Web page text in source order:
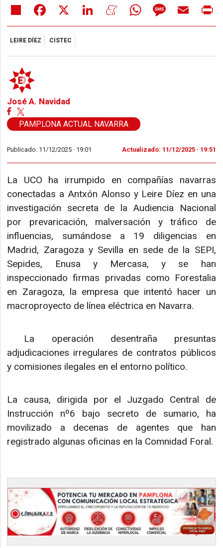
Share Facebook LinkedIn MeneameWhatsAppMessageEmail
LEIRE DÍEZ CISTEC
José A. Navidad
PAMPLONA ACTUAL NAVARRA
Publicado: 11/12/2025 · 19:01 Actualizado: 11/12/2025 · 19:51
La UCO ha irrumpido en compañías navarras
conectadas a Antxón Alonso y Leire Díez en una
investigación secreta de la Audiencia Nacional
por prevaricación, malversación y tráfico de
influencias, sumándose a 19 diligencias en
Madrid, Zaragoza y Sevilla en sede de la SEPI,
Sepides, Enusa y Mercasa, y se han
inspeccionado firmas privadas como Forestalia
en Zaragoza, la empresa que intentó hacer un
macroproyecto de línea eléctrica en Navarra.​
La operación desentraña presuntas
adjudicaciones irregulares de contratos públicos
y comisiones ilegales en el entorno político.​
La causa, dirigida por el Juzgado Central de
Instrucción nº6 bajo secreto de sumario, ha
movilizado a decenas de agentes que han
registrado algunas oficinas en la Comnidad Foral.